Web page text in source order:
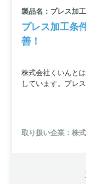
製品名：プレス加
プレス加工条
善！
株式会社くいんと
しています。プレ
であり、事前に加
では、汎用パラメ
工条件を最適化。
能です。事例では
取り扱い企業：株